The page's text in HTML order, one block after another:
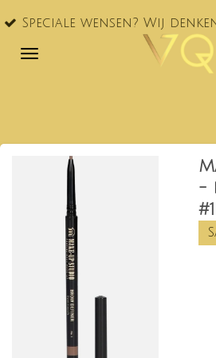
Ga
naar
wensen? Wij denken
-
#1